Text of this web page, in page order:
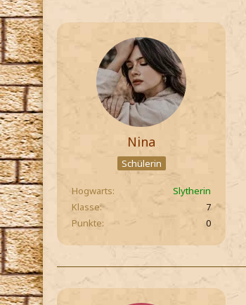
Nina
Schülerin
Hogwarts
Slytherin
Klasse
7
Punkte
0